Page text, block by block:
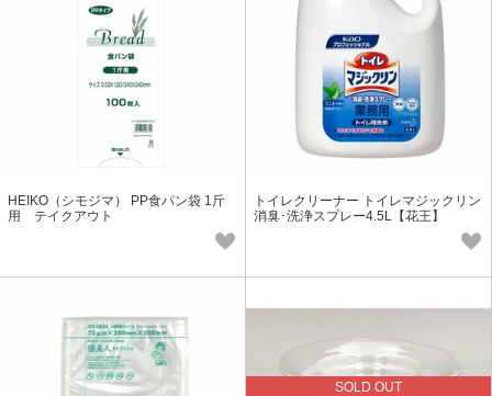
HEIKO（シモジマ） PP食パン袋 1斤
用 テイクアウト
トイレクリーナー トイレマジックリン
消臭･洗浄スプレー4.5L【花王】
SOLD OUT